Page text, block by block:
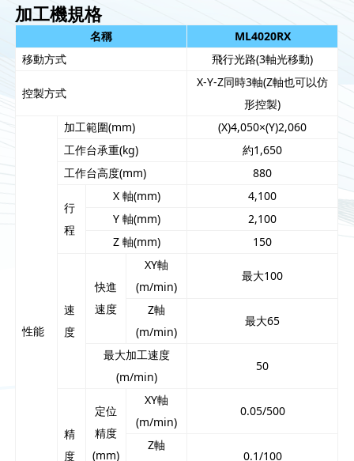
加工機規格
名稱
ML4020RX
移動方式
飛行光路(3軸光移動)
控製方式
X-Y-Z同時3軸(Z軸也可以仿
形控製)
性能
加工範圍(mm)
(X)4,050×(Y)2,060
工作台承重(kg)
約1,650
工作台高度(mm)
880
行
程
X 軸(mm)
4,100
Y 軸(mm)
2,100
Z 軸(mm)
150
速
度
快進
速度
XY軸
(m/min)
最大100
Z軸
(m/min)
最大65
最大加工速度
(m/min)
50
精
度
定位
精度
(mm)
XY軸
(m/min)
0.05/500
Z軸
0.1/100